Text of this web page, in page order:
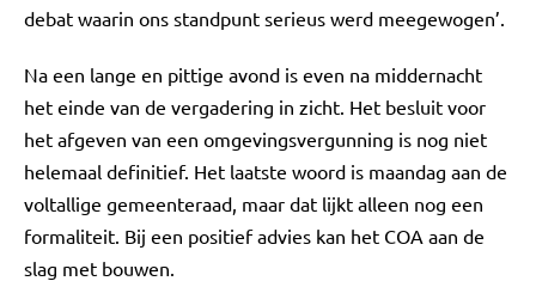
debat waarin ons standpunt serieus werd meegewogen’.
Na een lange en pittige avond is even na middernacht
het einde van de vergadering in zicht. Het besluit voor
het afgeven van een omgevingsvergunning is nog niet
helemaal definitief. Het laatste woord is maandag aan de
voltallige gemeenteraad, maar dat lijkt alleen nog een
formaliteit. Bij een positief advies kan het COA aan de
slag met bouwen.